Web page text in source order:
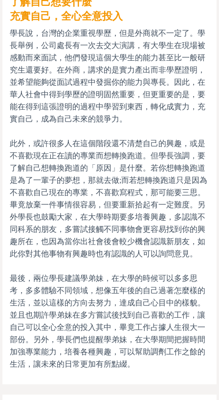
充實自己，全心全意投入
學長說，台灣的企業重視學歷，但是外商就不一定了。學
長舉例，公司處長有一次去交大演講，有大學生在現場被
感動而來面試，他們發現這個大學生的能力甚至比一般研
究生還要好。在外商，講求的是實力產出而非學歷證明，
並希望能夠從面試過程中發掘你的能力與專長。因此，在
華人社會中得到學歷的證明固然重要，但更重要的是，要
能在得到這張證明的過程中學習到東西，轉化成實力，充
實自己，成為自己未來的競爭力。
此外，或許很多人在這個階段還不清楚自己的興趣，或是
不喜歡現在正在讀的專業而想轉換跑道。但學長強調，要
了解自己想轉換跑道的「原因」是什麼。若你想轉換跑道
是為了一輩子的夢想，那就去做;而若想轉換跑道只是因為
不喜歡自己現在的專業，不喜歡寫程式，那可能要三思。
畢竟放棄一件事情很容易，但要重新拾起有一定難度。另
外學長也鼓勵大家，在大學時期要多培養興趣，多認識不
同科系的朋友，多嘗試接觸不同事物會更容易找到你的興
趣所在，也因為當你出社會後會較少機會認識新朋友，如
此你對其他事物有興趣時也有認識的人可以詢問意見。
最後，兩位學長建議學弟妹，在大學的時候可以多多思
考，多多體驗不同領域，想像五年後的自己過著怎麼樣的
生活，並以這樣的方向去努力，達成自己心目中的樣貌。
並且也期許學弟妹在多方嘗試後找到自己喜歡的工作，讓
自己可以全心全意的投入其中，畢竟工作占據人生很大一
部份。另外，學長們也提醒學弟妹，在大學期間把握時間
加強專業能力，培養各種興趣，可以幫助調劑工作之餘的
生活，讓未來的日常更加有所點綴。